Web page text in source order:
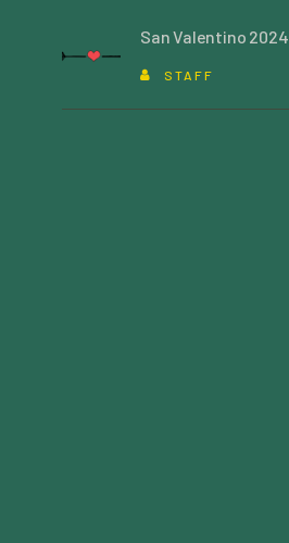
San Valentino 2024
STAFF